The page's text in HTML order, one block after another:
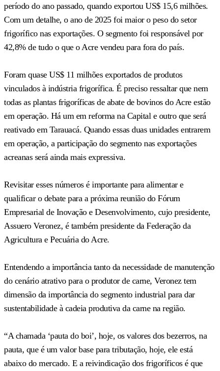
período do ano passado, quando exportou US$ 15,6 milhões.
Com um detalhe, o ano de 2025 foi maior o peso do setor
frigorífico nas exportações. O segmento foi responsável por
42,8% de tudo o que o Acre vendeu para fora do país.
Foram quase US$ 11 milhões exportados de produtos
vinculados à indústria frigorífica. É preciso ressaltar que nem
todas as plantas frigoríficas de abate de bovinos do Acre estão
em operação. Há um em reforma na Capital e outro que será
reativado em Tarauacá. Quando essas duas unidades entrarem
em operação, a participação do segmento nas exportações
acreanas será ainda mais expressiva.
Revisitar esses números é importante para alimentar e
qualificar o debate para a próxima reunião do Fórum
Empresarial de Inovação e Desenvolvimento, cujo presidente,
Assuero Veronez, é também presidente da Federação da
Agricultura e Pecuária do Acre.
Entendendo a importância tanto da necessidade de manutenção
do cenário atrativo para o produtor de carne, Veronez tem
dimensão da importância do segmento industrial para dar
sustentabilidade à cadeia produtiva da carne na região.
“A chamada ‘pauta do boi’, hoje, os valores dos bezerros, na
pauta, que é um valor base para tributação, hoje, ele está
abaixo do mercado. E a reivindicação dos frigoríficos é que